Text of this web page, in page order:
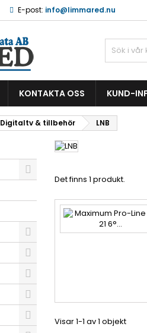
E-post: info@limmared.nu
KONTAKTA OSS KUND-
Digitaltv & tillbehör LNB
Det finns 1 produkt.
Visar 1-1 av 1 objekt